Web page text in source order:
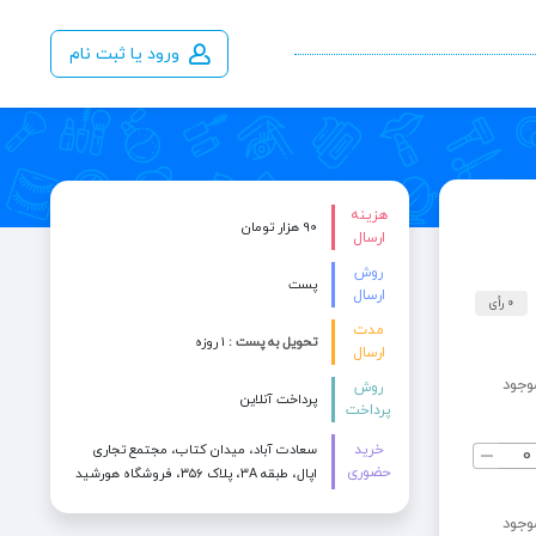
ورود یا ثبت نام
0 رأی
هزینه
ارسال
90 هزار تومان
روش
ارسال
پست
مدت
ارسال
تحویل به پست :
روش
پرداخت
پرداخت آنلاین
خرید
حضوری
سعادت آباد، میدان کتاب، مجتمع تجاری
اپال، طبقه 3A، پلاک ۳۵۶، فروشگاه هورشید